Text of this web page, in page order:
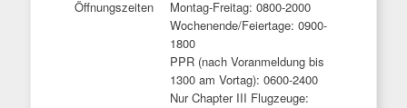
Öffnungszeiten
Montag-Freitag: 0800-2000
Wochenende/Feiertage: 0900-
1800
PPR (nach Voranmeldung bis
1300 am Vortag): 0600-2400
Nur Chapter III Flugzeuge: